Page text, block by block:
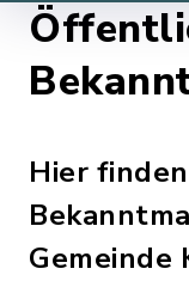
Hier
Gemeinde